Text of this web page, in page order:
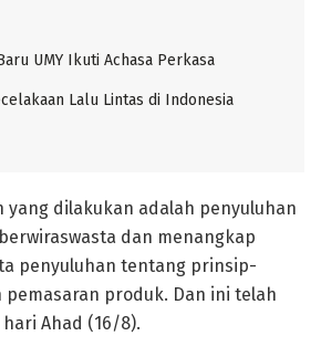
UMY Ikuti Achasa Perkasa
Lalu Lintas di Indonesia
yang dilakukan adalah penyuluhan
dan menangkap
penyuluhan tentang prinsip-
produk. Dan ini telah
Ahad (16/8).